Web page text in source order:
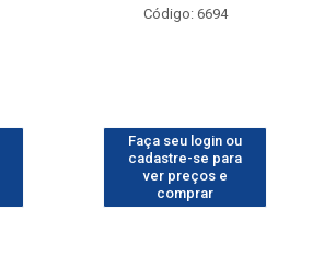
Código: 6694
Faça seu login ou
cadastre-se para
ver preços e
comprar